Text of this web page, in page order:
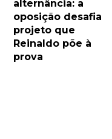
alternância: a
oposição desafia
projeto que
Reinaldo põe à
prova